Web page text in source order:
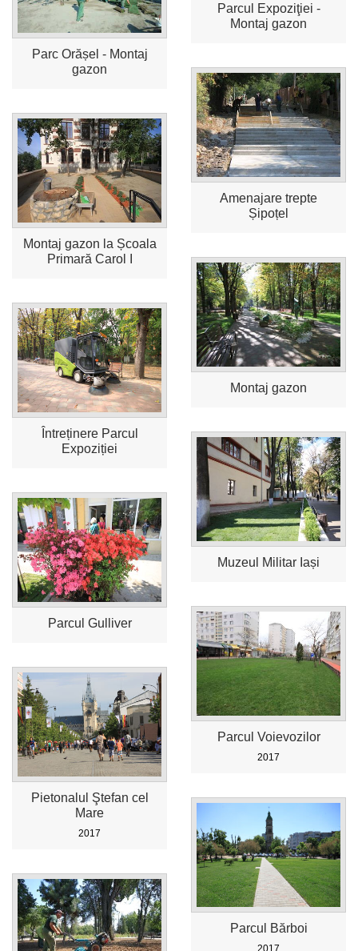
Parcul Expoziţiei -
Montaj gazon
Parc Orășel - Montaj
gazon
Amenajare trepte
Șipoțel
Montaj gazon la Școala
Primară Carol I
Montaj gazon
Întreținere Parcul
Expoziției
Muzeul Militar Iași
Parcul Gulliver
Parcul Voievozilor
2017
Pietonalul Ştefan cel
Mare
2017
Parcul Bărboi
2017